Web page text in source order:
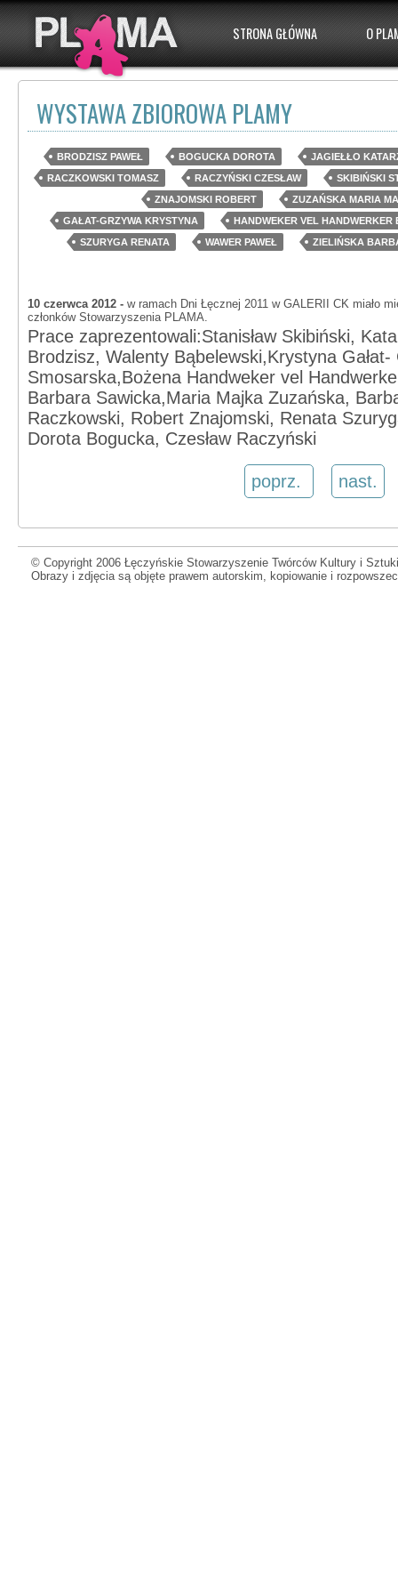
STRONA GŁÓWNA O
WYSTAWA ZBIOROWA PLAMY
BRODZISZ PAWEŁ BOGUCKA DOROTA
JAGIEŁŁO
RACZKOWSKI TOMASZ
RACZYŃSKI CZESŁAW
SKIBIŃSKI
ZNAJOMSKI ROBERT
ZUZAŃSKA MARIA
GAŁAT-GRZYWA KRYSTYNA
HANDWEKER VEL HANDWERKER
SZURYGA RENATA
WAWER PAWEŁ ZIELIŃSKA
10 czerwca 2012 - w ramach Dni Łęcznej 2011 w GALERII CK miało
członków Stowarzyszenia PLAMA.
Prace zaprezentowali:Stanisław Skibiński,
Brodzisz, Walenty Bąbelewski,Krystyna
Smosarska,Bożena Handweker vel
Barbara Sawicka,Maria Majka Zuzańska,
Raczkowski, Robert Znajomski, Renata
Dorota Bogucka, Czesław Raczyński
poprz. nast.
© Copyright 2006 Łęczyńskie Stowarzyszenie Twórców Kultury i
Obrazy i zdjęcia są objęte prawem autorskim, kopiowanie i